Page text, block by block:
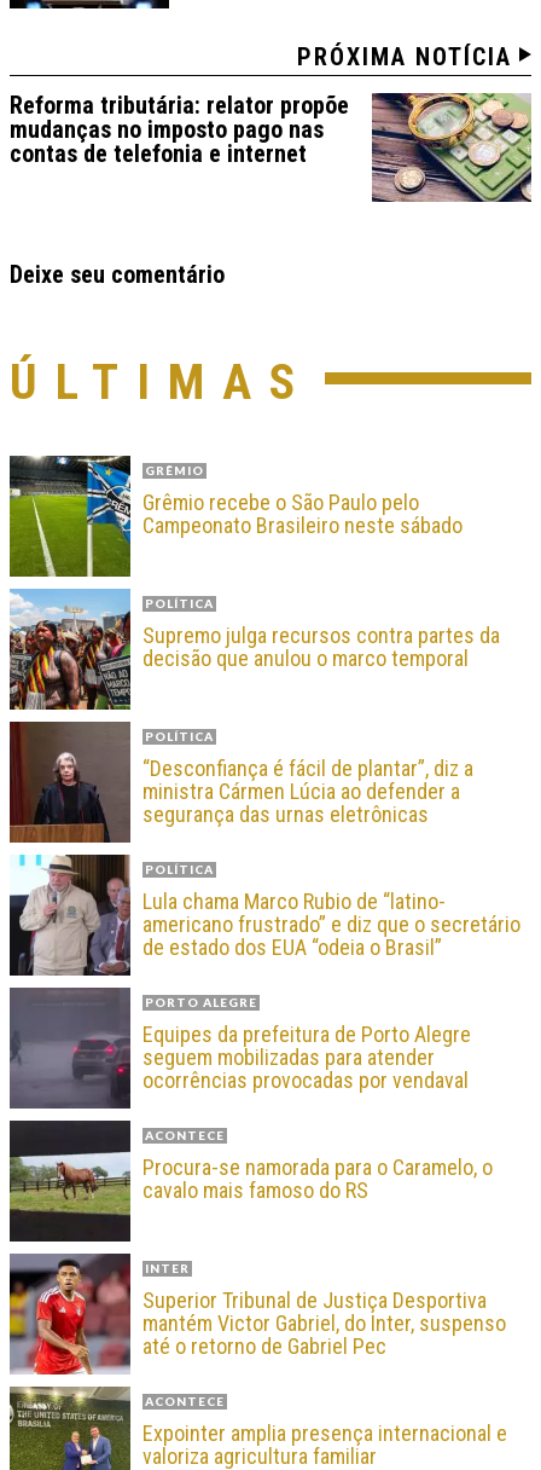
PRÓXIMA NOTÍCIA
Reforma tributária: relator propõe
mudanças no imposto pago nas
contas de telefonia e internet
Deixe seu comentário
ÚLTIMAS
GRÊMIO
Grêmio recebe o São Paulo pelo
Campeonato Brasileiro neste sábado
POLÍTICA
Supremo julga recursos contra partes da
decisão que anulou o marco temporal
POLÍTICA
“Desconfiança é fácil de plantar”, diz a
ministra Cármen Lúcia ao defender a
segurança das urnas eletrônicas
POLÍTICA
Lula chama Marco Rubio de “latino-
americano frustrado” e diz que o secretário
de estado dos EUA “odeia o Brasil”
PORTO ALEGRE
Equipes da prefeitura de Porto Alegre
seguem mobilizadas para atender
ocorrências provocadas por vendaval
ACONTECE
Procura-se namorada para o Caramelo, o
cavalo mais famoso do RS
INTER
Superior Tribunal de Justiça Desportiva
mantém Victor Gabriel, do Inter, suspenso
até o retorno de Gabriel Pec
ACONTECE
Expointer amplia presença internacional e
valoriza agricultura familiar